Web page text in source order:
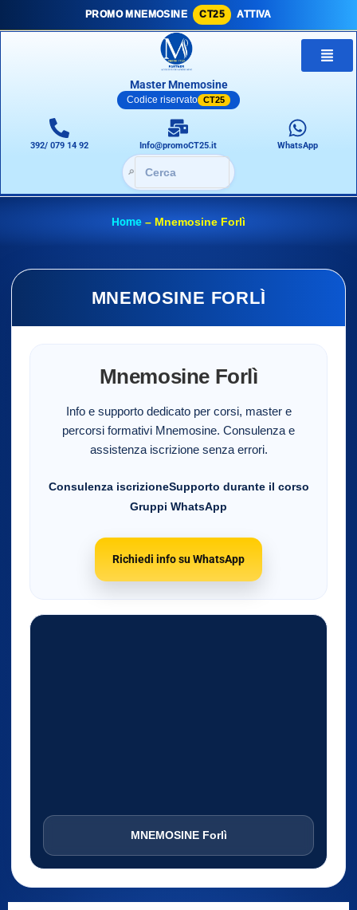
PROMO MNEMOSINE CT25 ATTIVA
Master Mnemosine
Codice riservato CT25
392/ 079 14 92 Info@promoCT25.it WhatsApp
🔎
Home – Mnemosine Forlì
MNEMOSINE FORLÌ
Mnemosine Forlì
Info e supporto dedicato per corsi, master e
percorsi formativi Mnemosine. Consulenza e
assistenza iscrizione senza errori.
Consulenza iscrizioneSupporto durante il corso
Gruppi WhatsApp
Richiedi info su WhatsApp
MNEMOSINE Forlì